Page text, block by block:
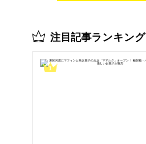
注目記事ランキング